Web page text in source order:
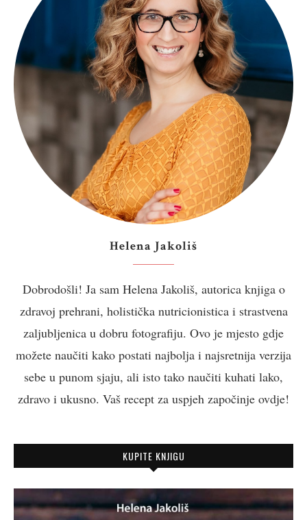
Helena Jakoliš
Dobrodošli! Ja sam Helena Jakoliš, autorica knjiga o
zdravoj prehrani, holistička nutricionistica i strastvena
zaljubljenica u dobru fotografiju. Ovo je mjesto gdje
možete naučiti kako postati najbolja i najsretnija verzija
sebe u punom sjaju, ali isto tako naučiti kuhati lako,
zdravo i ukusno. Vaš recept za uspjeh započinje ovdje!
KUPITE KNJIGU